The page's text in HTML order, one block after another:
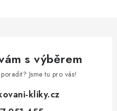
s výběrem
Jsme tu pro vás!
kliky.cz